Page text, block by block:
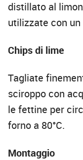
distillato al
utilizzate con un
Chips di lime
Tagliate
sciroppo con
le fettine per
forno a 80°C.
Montaggio